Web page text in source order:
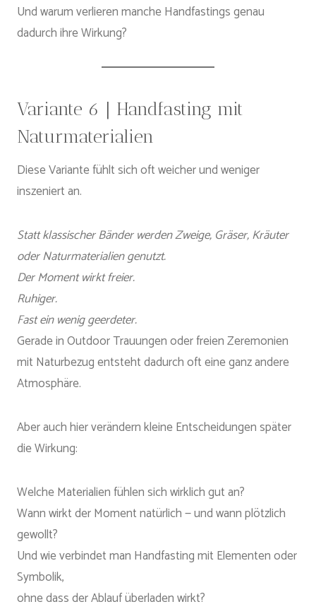
Und warum verlieren manche Handfastings genau
dadurch ihre Wirkung?
Variante 6 | Handfasting mit
Naturmaterialien
Diese Variante fühlt sich oft weicher und weniger
inszeniert an.
Statt klassischer Bänder werden Zweige, Gräser, Kräuter
oder Naturmaterialien genutzt.
Der Moment wirkt freier.
Ruhiger.
Fast ein wenig geerdeter.
Gerade in Outdoor Trauungen oder freien Zeremonien
mit Naturbezug entsteht dadurch oft eine ganz andere
Atmosphäre.
Aber auch hier verändern kleine Entscheidungen später
die Wirkung:
Welche Materialien fühlen sich wirklich gut an?
Wann wirkt der Moment natürlich — und wann plötzlich
gewollt?
Und wie verbindet man Handfasting mit Elementen oder
Symbolik,
ohne dass der Ablauf überladen wirkt?